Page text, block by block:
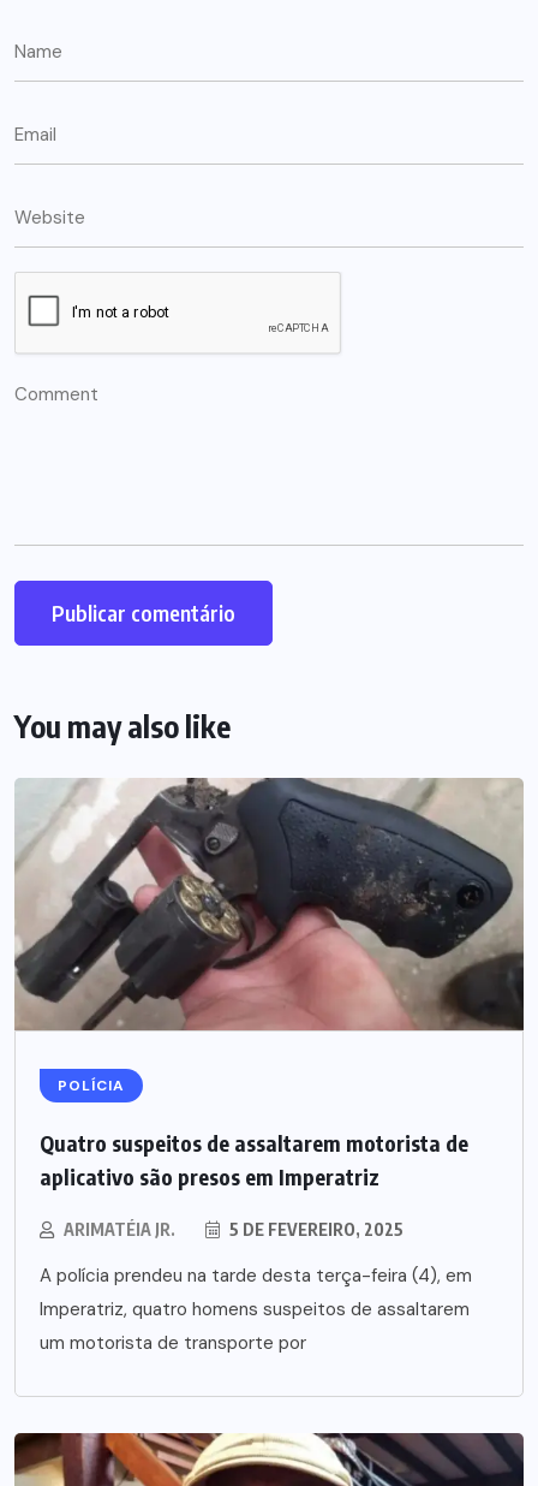
You may also like
POLÍCIA
Quatro suspeitos de assaltarem motorista de
aplicativo são presos em Imperatriz
ARIMATÉIA JR. 5 DE FEVEREIRO, 2025
A polícia prendeu na tarde desta terça-feira (4), em
Imperatriz, quatro homens suspeitos de assaltarem
um motorista de transporte por